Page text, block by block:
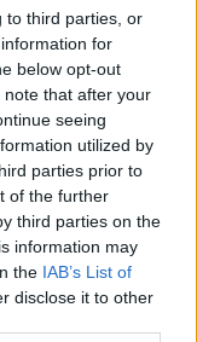
to third parties, or
for
below opt-out
that after your
seeing
utilized by
parties prior to
of the further
third parties on the
information may
the IAB’s List of
disclose it to other
για την
Θα τιμηθεί με